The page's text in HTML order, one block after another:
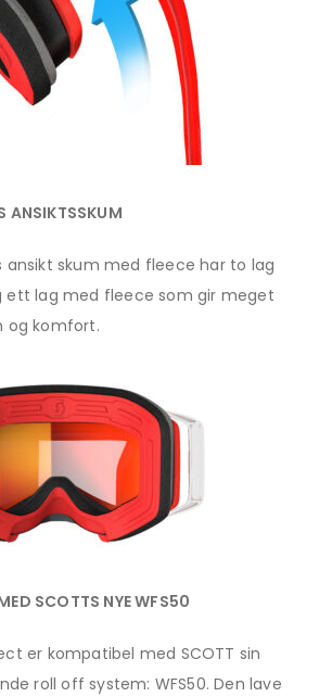
ANSIKTSSKUM
ansikt skum med fleece har to lag
ett lag med fleece som gir meget
og komfort.
SCOTTS NYE WFS50
er kompatibel med SCOTT sin
roll off system: WFS50. Den lave